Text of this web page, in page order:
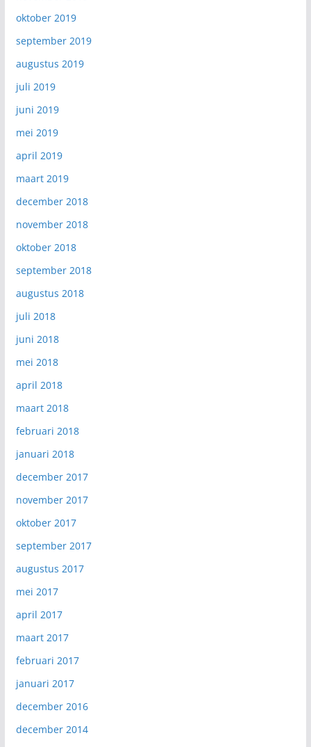
oktober 2019
september 2019
augustus 2019
juli 2019
juni 2019
mei 2019
april 2019
maart 2019
december 2018
november 2018
oktober 2018
september 2018
augustus 2018
juli 2018
juni 2018
mei 2018
april 2018
maart 2018
februari 2018
januari 2018
december 2017
november 2017
oktober 2017
september 2017
augustus 2017
mei 2017
april 2017
maart 2017
februari 2017
januari 2017
december 2016
december 2014